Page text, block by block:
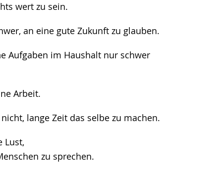
wert zu sein.
an eine gute Zukunft zu glauben.
Aufgaben im Haushalt nur schwer
Arbeit.
lange Zeit das selbe zu machen.
Lust,
zu sprechen.